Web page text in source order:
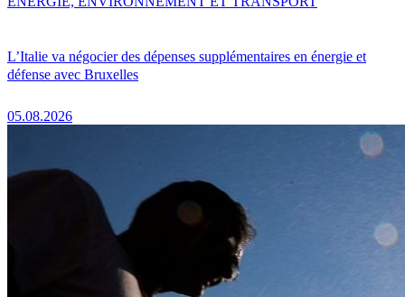
L’Italie va négocier des dépenses supplémentaires en énergie et
défense avec Bruxelles
05.08.2026